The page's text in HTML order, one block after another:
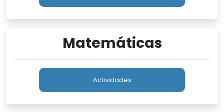
Matemáticas
Actividades